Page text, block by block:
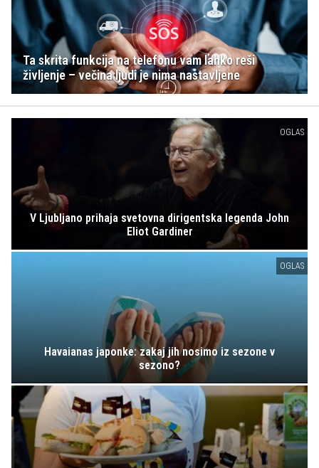
Ta skrita funkcija na telefonu vam lahko reši
življenje – večina ljudi je nima nastavljene
OGLAS
V Ljubljano prihaja svetovna dirigentska legenda John
Eliot Gardiner
OGLAS
Havaianas japonke: zakaj jih nosimo iz sezone v
sezono?